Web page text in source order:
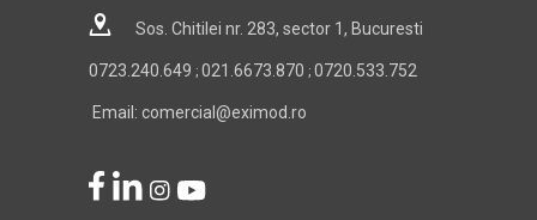
Sos. Chitilei nr. 283, sector 1, Bucuresti
0723.240.649 ; 021.6673.870 ; 0720.533.752
Email: comercial@eximod.ro